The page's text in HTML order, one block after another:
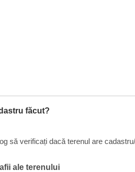
făcut?
să verificați dacă terenul are
ale terenului